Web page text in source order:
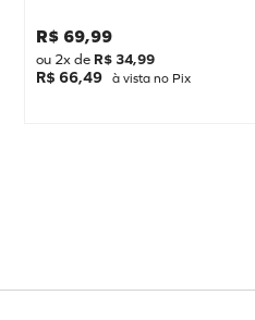
R$ 69,99
ou 2x de R$ 34,99
R$ 66,49 à vista no Pix